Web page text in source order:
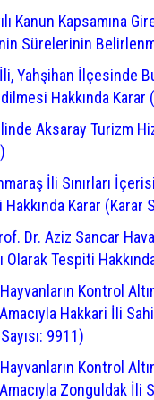
Kanun Kapsamına
Sürelerinin
İli, Yahşihan İlçesinde
Hakkında Karar
Aksaray Turizm
İli Sınırları
Karar (Karar
Dr. Aziz Sancar
Olarak Tespiti
Kontrol
Hakkari İli
9911)
Kontrol
Zonguldak İli